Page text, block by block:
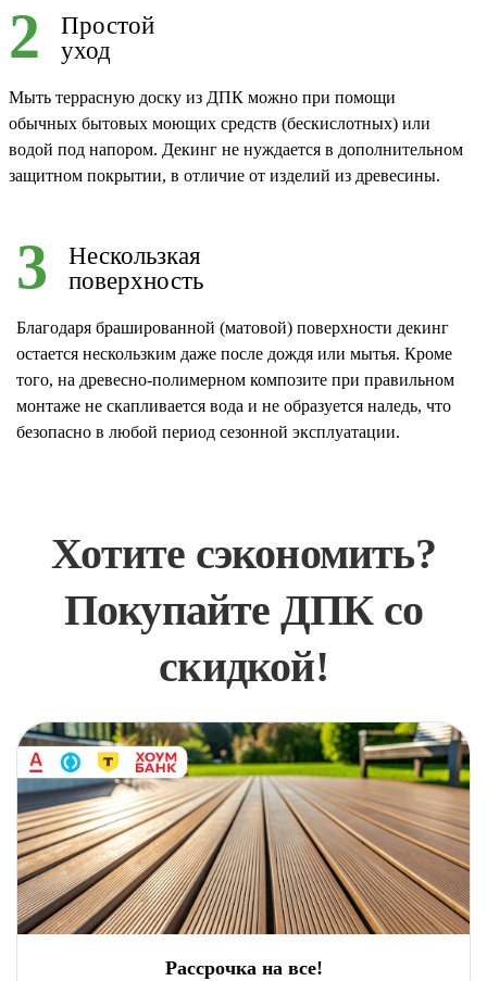
2
Простой
уход
Мыть террасную доску из ДПК можно при помощи
обычных бытовых моющих средств (бескислотных) или
водой под напором. Декинг не нуждается в дополнительном
защитном покрытии, в отличие от изделий из древесины.
3
Нескользкая
поверхность
Благодаря брашированной (матовой) поверхности декинг
остается нескользким даже после дождя или мытья. Кроме
того, на древесно-полимерном композите при правильном
монтаже не скапливается вода и не образуется наледь, что
безопасно в любой период сезонной эксплуатации.
Хотите сэкономить?
Покупайте ДПК со
скидкой!
Рассрочка на все!